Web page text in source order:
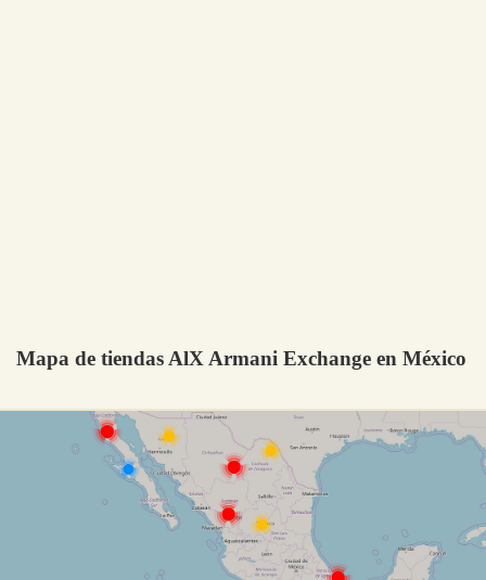
Mapa de tiendas AlX Armani Exchange en México